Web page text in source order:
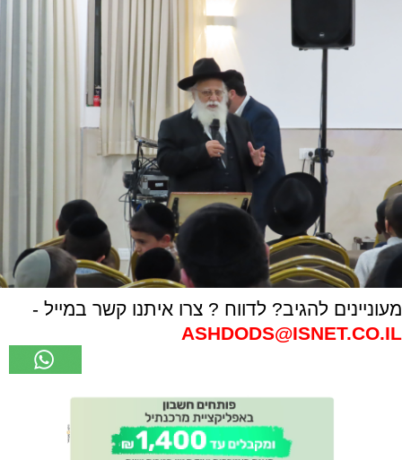
מעוניינים להגיב? לדווח ? צרו איתנו קשר במייל -
ASHDODS@ISNET.CO.IL